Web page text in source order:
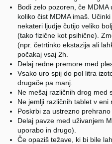
Bodi zelo pozoren, če MDMA
koliko čist MDMA imaš.
nekateri ljudje čutijo veliko
(tako fizične kot psihične).
(npr. četrtinko ekstazija ali
počakaj vsaj 2h.
Delaj redne premore med
Vsako uro spij do pol litra
drugače pa manj.
Ne mešaj različnih drog med
Ne jemlji različnih tablet v eni
Poskrbi za ustrezno
Delaj pavze med uživanjem
uporabo in drugo).
Če opaziš težave, ki bi bile